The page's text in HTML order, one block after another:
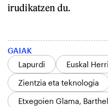
irudikatzen du.
GAIAK
Lapurdi
Euskal
Zientzia eta teknologia
Etxegoien Glama,